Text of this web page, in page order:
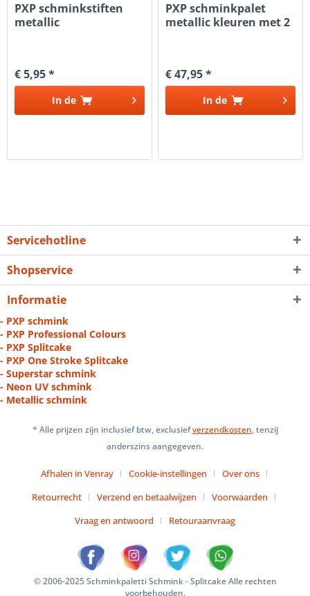
PXP schminkstiften
metallic
€ 5,95 *
In de
PXP schminkpalet
metallic kleuren met 2
€ 47,95 *
In de
Servicehotline
Shopservice
Informatie
- PXP schmink
- PXP Professional Colours
- PXP Splitcake
- PXP One Stroke Splitcake
- Superstar schmink
- Neon UV schmink
- Metallic schmink
* Alle prijzen zijn inclusief btw, exclusiefverzendkosten, tenzij
anderszins aangegeven.
Afhalen in Venray Cookie-instellingen
Over ons
Retourrecht
Verzend en betaalwijzen
Voorwaarden
Vraag en antwoord
Retouraanvraag
© 2006-2025 Schminkpaletti Schmink - Splitcake Alle rechten
voorbehouden.